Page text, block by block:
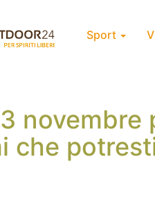
Sport
novembre
che